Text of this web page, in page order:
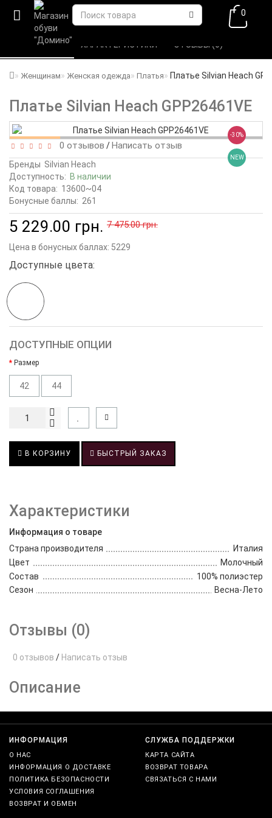
0
Женщинам Женская одежда Платья Платье Silvian Heach
Платье Silvian Heach GPP26461VE
ВСЕ О ТОВАРЕ ХАРАКТЕРИСТИКИ ОТЗЫВЫ (0)
-30%
NEW
0 отзывов /Написать отзыв
Бренды Silvian Heach
Доступность: В наличии
Код товара: 13600~04
Бонусные баллы: 261
5 229.00 грн. 7 475.00 грн.
Цена в бонусных баллах: 5229
Доступные цвета:
ДОСТУПНЫЕ ОПЦИИ
Размер
42 44
В КОРЗИНУ БЫСТРЫЙ ЗАКАЗ
Характеристики
Информация о товаре
Страна производителя
Италия
Цвет
Молочный
Состав
100% полиэстер
Сезон
Весна-Лето
Отзывы (0)
0 отзывов / Написать отзыв
Описание
ИНФОРМАЦИЯ
О НАС
ИНФОРМАЦИЯ О ДОСТАВКЕ
ПОЛИТИКА БЕЗОПАСНОСТИ
УСЛОВИЯ СОГЛАШЕНИЯ
ВОЗВРАТ И ОБМЕН
СЛУЖБА ПОДДЕРЖКИ
КАРТА САЙТА
ВОЗВРАТ ТОВАРА
СВЯЗАТЬСЯ С НАМИ